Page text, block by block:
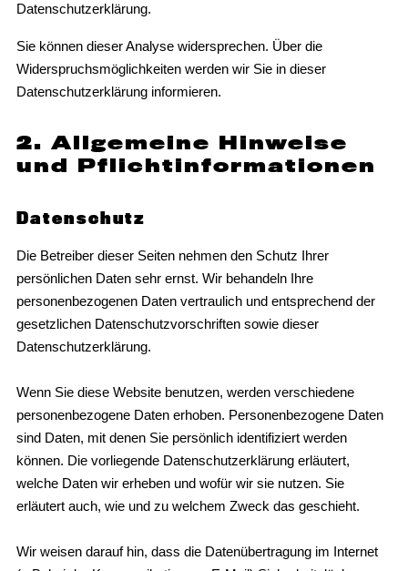
Datenschutzerklärung.
Sie können dieser Analyse widersprechen. Über die
Widerspruchsmöglichkeiten werden wir Sie in dieser
Datenschutzerklärung informieren.
2. Allgemeine Hinweise
und Pflichtinformationen
Datenschutz
Die Betreiber dieser Seiten nehmen den Schutz Ihrer
persönlichen Daten sehr ernst. Wir behandeln Ihre
personenbezogenen Daten vertraulich und entsprechend der
gesetzlichen Datenschutzvorschriften sowie dieser
Datenschutzerklärung.
Wenn Sie diese Website benutzen, werden verschiedene
personenbezogene Daten erhoben. Personenbezogene Daten
sind Daten, mit denen Sie persönlich identifiziert werden
können. Die vorliegende Datenschutzerklärung erläutert,
welche Daten wir erheben und wofür wir sie nutzen. Sie
erläutert auch, wie und zu welchem Zweck das geschieht.
Wir weisen darauf hin, dass die Datenübertragung im Internet